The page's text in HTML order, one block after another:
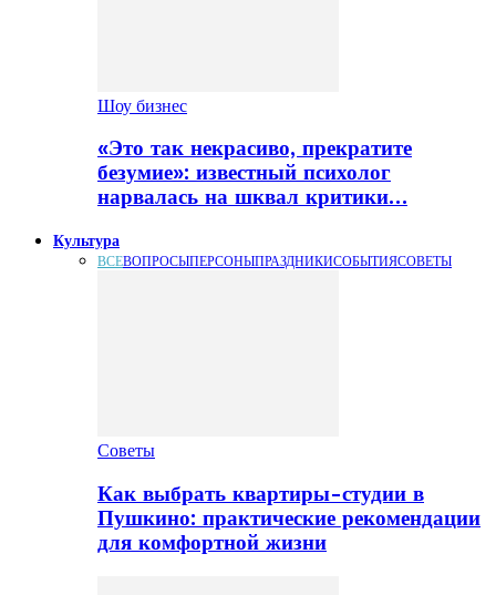
Шоу бизнес
«Это так некрасиво, прекратите
безумие»: известный психолог
нарвалась на шквал критики…
Культура
ВСЕВОПРОСЫПЕРСОНЫПРАЗДНИКИСОБЫТИЯСОВЕТЫ
Советы
Как выбрать квартиры-студии в
Пушкино: практические рекомендации
для комфортной жизни